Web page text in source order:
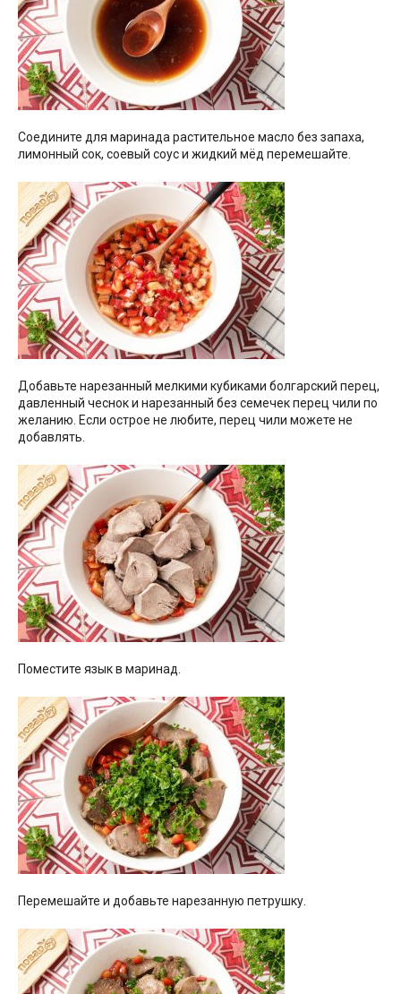
Соедините для маринада растительное масло без запаха,
лимонный сок, соевый соус и жидкий мёд перемешайте.
Добавьте нарезанный мелкими кубиками болгарский перец,
давленный чеснок и нарезанный без семечек перец чили по
желанию. Если острое не любите, перец чили можете не
добавлять.
Поместите язык в маринад.
Перемешайте и добавьте нарезанную петрушку.